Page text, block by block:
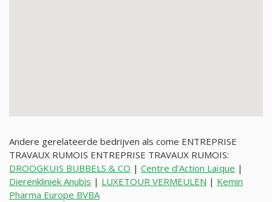
Andere gerelateerde bedrijven als come ENTREPRISE
TRAVAUX RUMOIS ENTREPRISE TRAVAUX RUMOIS:
DROOGKUIS BUBBELS & CO | Centre d'Action Laïque |
Dierenkliniek Anubis | LUXETOUR VERMEULEN | Kemin
Pharma Europe BVBA